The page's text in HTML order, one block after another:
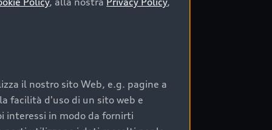
nel tempo;
il nostro sito Web, e.g. pagine a
facilità d'uso di un sito web e
interessi in modo da fornirti